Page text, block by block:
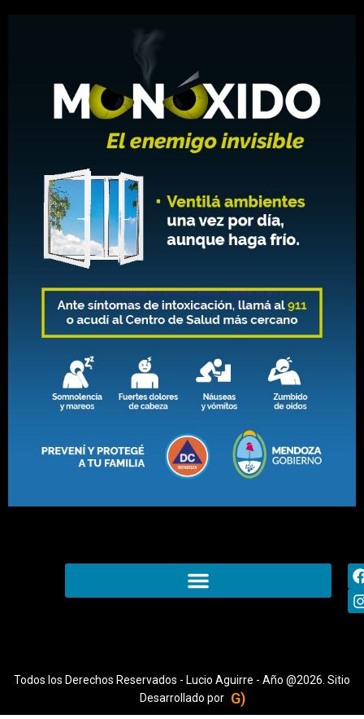
Todos los Derechos Reservados - Lucio Aguirre - Año @2026. Sitio
Desarrollado por G)